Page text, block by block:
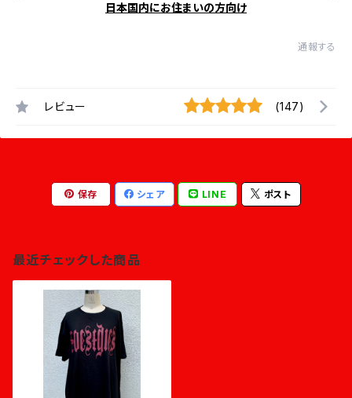
日本国内にお住まいの方向け
通報する
レビュー (147)
保存 シェア LINE ポスト
最近チェックした商品